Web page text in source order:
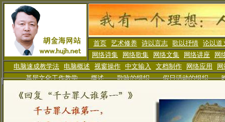
首页 艺术修养 诗以言志 歌以抒情 论以道
网络诗集
网络歌集 网络文集 网络讲座
网
电脑速成教学法
电脑概述 视窗操作 中文输入 文档制作 网络应用
基层文化工作教学
概述 歌咏的组织 假日活动的组织